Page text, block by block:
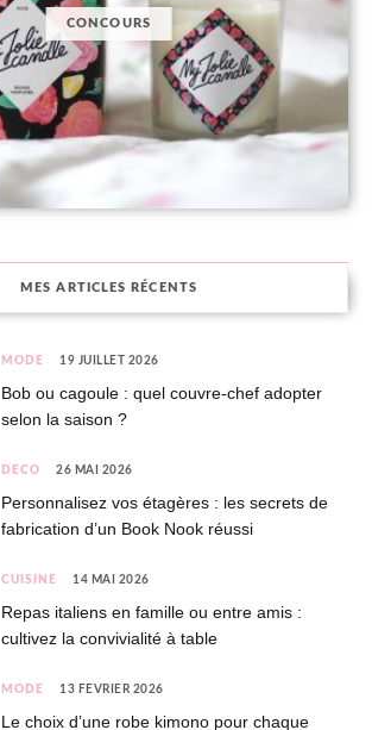
CONCOURS
MES ARTICLES RÉCENTS
MODE 19 JUILLET 2026
Bob ou cagoule : quel couvre-chef adopter
selon la saison ?
DÉCO 26 MAI 2026
Personnalisez vos étagères : les secrets de
fabrication d’un Book Nook réussi
CUISINE 14 MAI 2026
Repas italiens en famille ou entre amis :
cultivez la convivialité à table
MODE 13 FÉVRIER 2026
Le choix d’une robe kimono pour chaque